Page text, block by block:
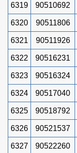
6319 90510692
6320 90511806
6321 90511926
6322 90516231
6323 90516324
6324 90517040
6325 90518792
6326 90521537
6327 90522260